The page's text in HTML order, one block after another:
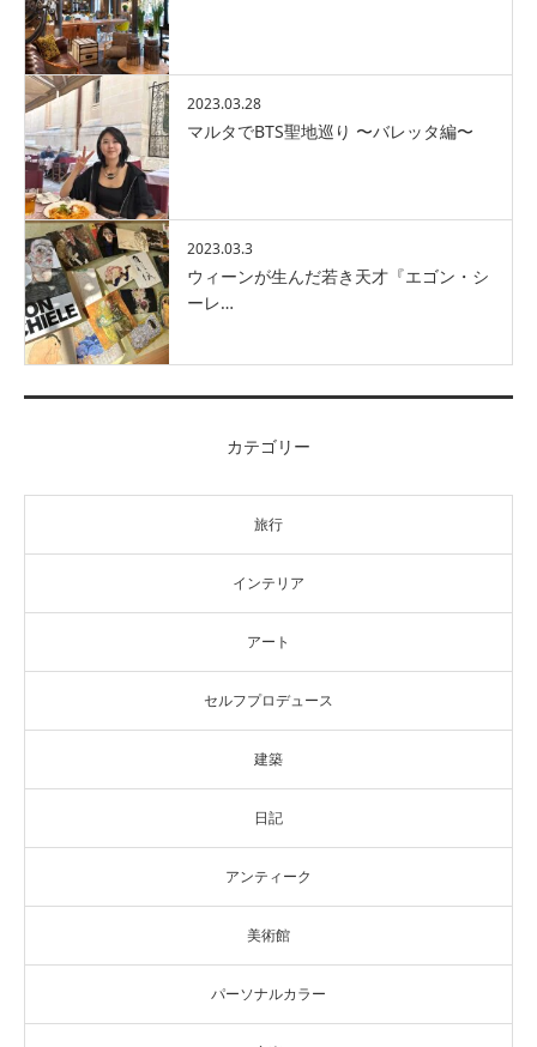
2023.03.28
マルタでBTS聖地巡り 〜バレッタ編〜
2023.03.3
ウィーンが生んだ若き天才『エゴン・シ
ーレ…
カテゴリー
旅行
インテリア
アート
セルフプロデュース
建築
日記
アンティーク
美術館
パーソナルカラー